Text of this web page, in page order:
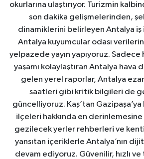
okurlarına ulaştırıyor. Turizmin
son dakika gelişmelerinden,
dinamiklerini belirleyen Antalya iş
Antalya kuyumcular odası
yelpazede yayın yapıyoruz.
yaşamı kolaylaştıran Antalya hava
gelen yerel raporlar, Antalya
saatleri gibi kritik bilgileri de
güncelliyoruz. Kaş’tan
ilçeleri hakkında en
gezilecek yerler rehberleri ve
yansıtan içeriklerle Antalya’nın
devam ediyoruz. Güvenilir, hızlı